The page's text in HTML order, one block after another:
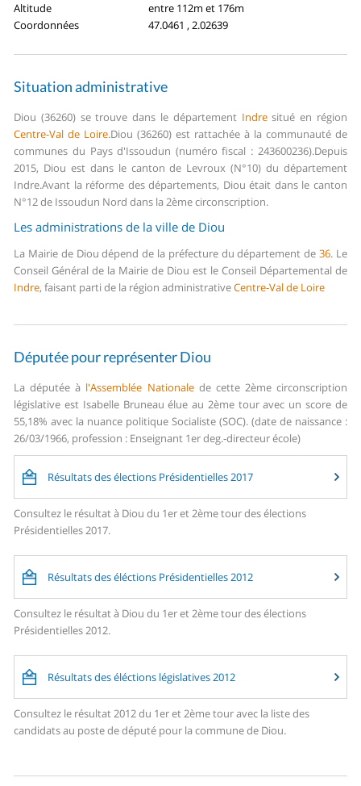
Altitude
entre 112m et 176m
Coordonnées
47.0461 , 2.02639
Situation administrative
Diou (36260) se trouve dans le département Indresitué en région
Centre-Val de Loire.Diou (36260) est rattachée à la communauté de
communes du Pays d'Issoudun (numéro fiscal : 243600236).Depuis
2015, Diou est dans le canton de Levroux (N°10) du département
Indre.Avant la réforme des départements, Diou était dans le canton
N°12 de Issoudun Nord dans la 2ème circonscription.
Les administrations de la ville de Diou
La Mairie de Diou dépend de la préfecture du département de 36. Le
Conseil Général de la Mairie de Diou est le Conseil Départemental de
Indre, faisant parti de la région administrativeCentre-Val de Loire
Députée pour représenter Diou
La députée à l'Assemblée Nationalede cette 2ème circonscription
législative est Isabelle Bruneau élue au 2ème tour avec un score de
55,18% avec la nuance politique Socialiste (SOC). (date de naissance :
26/03/1966, profession : Enseignant 1er deg.-directeur école)
Résultats des élections Présidentielles 2017
Consultez le résultat à Diou du 1er et 2ème tour des élections
Présidentielles 2017.
Résultats des éléctions Présidentielles 2012
Consultez le résultat à Diou du 1er et 2ème tour des élections
Présidentielles 2012.
Résultats des éléctions législatives 2012
Consultez le résultat 2012 du 1er et 2ème tour avec la liste des
candidats au poste de député pour la commune de Diou.